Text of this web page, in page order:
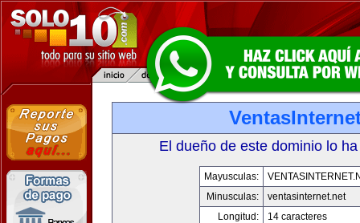
El dueño de este dominio lo
Mayusculas:
Minusculas:
ventasinternet.net
Longitud:
14 caracteres